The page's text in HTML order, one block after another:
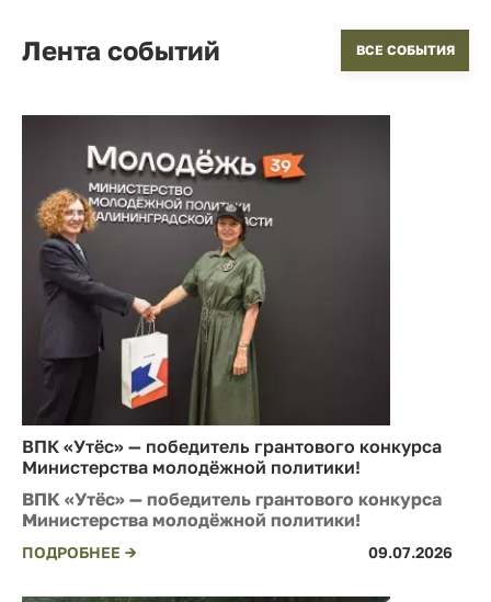
Лента событий ВСЕ СОБЫТИЯ
ВПК «Утёс» — победитель грантового конкурса
Министерства молодёжной политики!
ВПК «Утёс» — победитель грантового конкурса
Министерства молодёжной политики!
ПОДРОБНЕЕ → 09.07.2026